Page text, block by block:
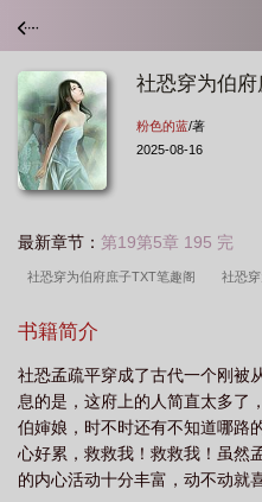
社恐穿为伯
粉色的蓝/著
2025-08-16
最新章节： 第19第5章 195 完
社恐穿为伯府庶子TXT笔趣阁 社恐
庶子讲的什么
为伯府庶子TXT 社恐穿为伯府庶子
为伯府庶子全文免费阅读 社恐穿为
度 社恐穿为伯府庶子百度 社恐穿
txt
书籍简介
社恐孟疏平穿成了古代一个刚被
息的是，这府上的人简直太多了
伯婶娘，时不时还有不知道哪路
心好累，救救我！救救我！虽然
的内心活动十分丰富，动不动就